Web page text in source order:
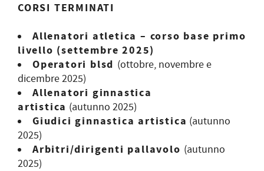
CORSI TERMINATI
Allenatori atletica – corso base primo
livello (settembre 2025)
Operatori blsd (ottobre, novembre e
dicembre 2025)
Allenatori ginnastica
artistica (autunno 2025)
Giudici ginnastica artistica (autunno
2025)
Arbitri/dirigenti pallavolo (autunno
2025)